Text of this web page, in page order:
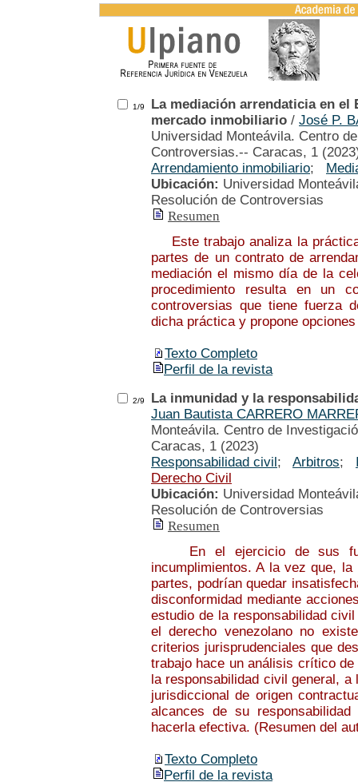
1/9
La mediación arrendaticia en el
mercado inmobiliario / José P.
Universidad Monteávila. Centro
Controversias.-- Caracas, 1
Arrendamiento inmobiliario;
Ubicación: Universidad
Resolución de Controversias
Resumen
Este trabajo analiza la
partes de un contrato de
mediación el mismo día de la
procedimiento resulta en un
controversias que tiene fuerza
dicha práctica y propone
Texto Completo
Perfil de la revista
2/9
La inmunidad y la
Juan Bautista CARRERO
Monteávila. Centro de
Caracas, 1 (2023)
Responsabilidad civil; Arbitros;
Derecho Civil
Ubicación: Universidad
Resolución de Controversias
Resumen
En el ejercicio de sus
incumplimientos. A la vez que,
partes, podrían quedar
disconformidad mediante
estudio de la responsabilidad
el derecho venezolano no
criterios jurisprudenciales que
trabajo hace un análisis crítico
la responsabilidad civil general,
jurisdiccional de origen
alcances de su
hacerla efectiva. (Resumen del
Texto Completo
Perfil de la revista